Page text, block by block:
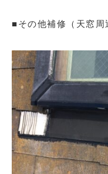
■その他補修（天窓周